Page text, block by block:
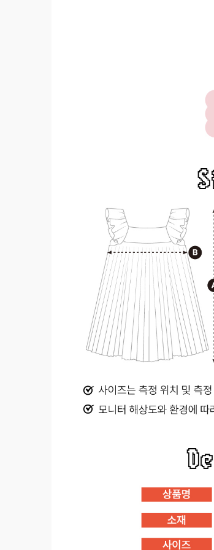
이코 라이